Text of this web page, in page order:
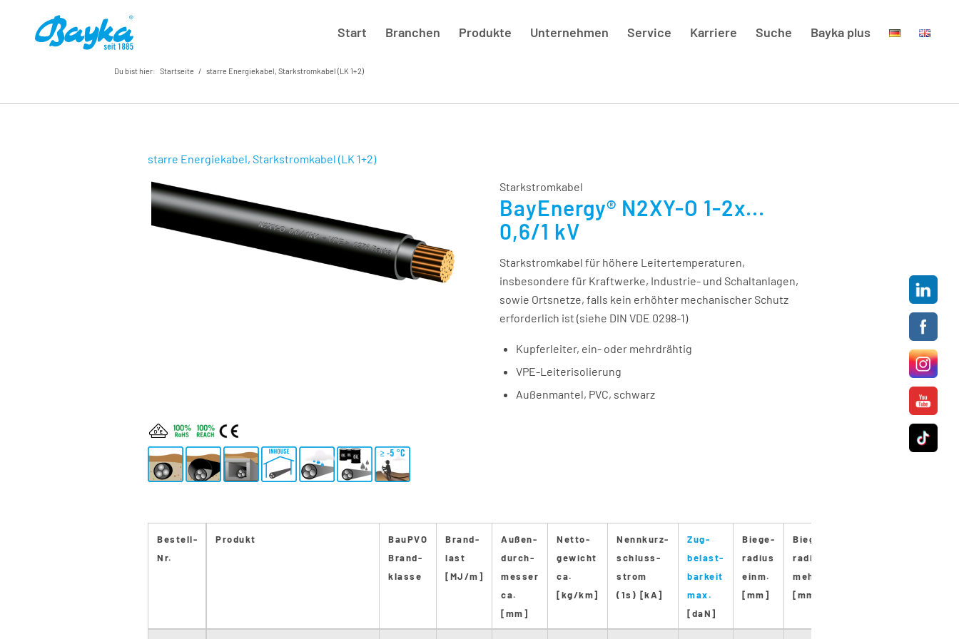
Start Branchen Produkte Unternehmen Service Karriere Suche Bayka plus
Du bist hier: Startseite / starre Energiekabel, Starkstromkabel (LK 1+2)
starre Energiekabel, Starkstromkabel (LK 1+2)
Starkstromkabel
BayEnergy® N2XY-O 1-2x...
0,6/1 kV
Starkstromkabel für höhere Leitertemperaturen,
insbesondere für Kraftwerke, Industrie- und Schaltanlagen,
sowie Ortsnetze, falls kein erhöhter mechanischer Schutz
erforderlich ist (siehe DIN VDE 0298-1)
Kupferleiter, ein- oder mehrdrähtig
VPE-Leiterisolierung
Außenmantel, PVC, schwarz
Bestell-
Nr.
Produkt
BauPVO
Brand-
klasse
Brand-
last
[MJ/m]
Außen-
durch-
messer
ca.
[mm]
Netto-
gewicht
ca.
[kg/km]
Nennkurz-
schluss-
strom
(1s) [kA]
Zug-
belast-
barkeit
max.
[daN]
Biege-
radius
einm.
[mm]
Biege-
radius
mehrm.
[mm]